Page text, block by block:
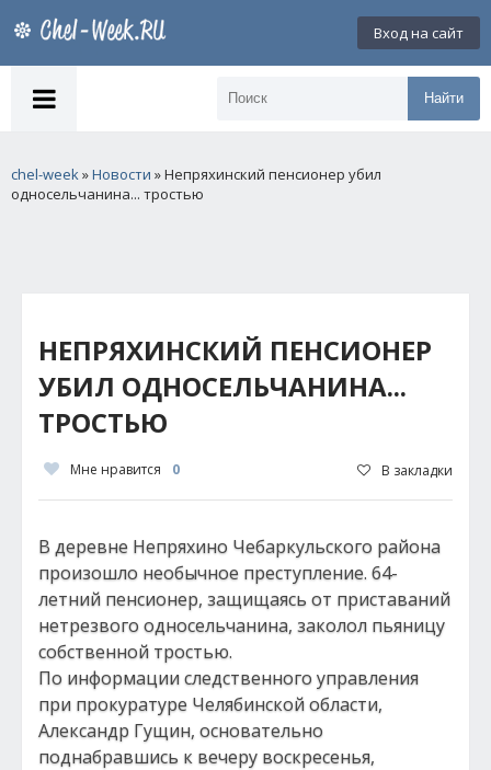
Вход на сайт
Найти
chel-week»Новости » Непряхинский пенсионер убил
односельчанина... тростью
НЕПРЯХИНСКИЙ ПЕНСИОНЕР
УБИЛ ОДНОСЕЛЬЧАНИНА...
ТРОСТЬЮ
Мне нравится 0 В закладки
В деревне Непряхино Чебаркульского района
произошло необычное преступление. 64-
летний пенсионер, защищаясь от приставаний
нетрезвого односельчанина, заколол пьяницу
собственной тростью.
По информации следственного управления
при прокуратуре Челябинской области,
Александр Гущин, основательно
поднабравшись к вечеру воскресенья,